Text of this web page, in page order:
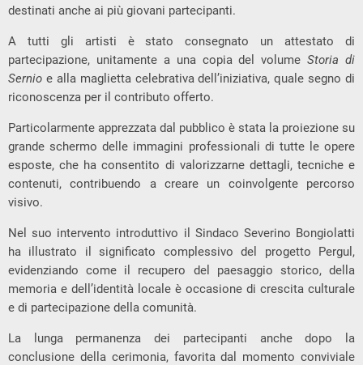
destinati anche ai più giovani partecipanti.
A tutti gli artisti è stato consegnato un attestato di
partecipazione, unitamente a una copia del volumeStoria di
Sernio e alla maglietta celebrativa dell’iniziativa, quale segno di
riconoscenza per il contributo offerto.
Particolarmente apprezzata dal pubblico è stata la proiezione su
grande schermo delle immagini professionali di tutte le opere
esposte, che ha consentito di valorizzarne dettagli, tecniche e
contenuti, contribuendo a creare un coinvolgente percorso
visivo.
Nel suo intervento introduttivo il Sindaco Severino Bongiolatti
ha illustrato il significato complessivo del progetto Pergul,
evidenziando come il recupero del paesaggio storico, della
memoria e dell’identità locale è occasione di crescita culturale
e di partecipazione della comunità.
La lunga permanenza dei partecipanti anche dopo la
conclusione della cerimonia, favorita dal momento conviviale